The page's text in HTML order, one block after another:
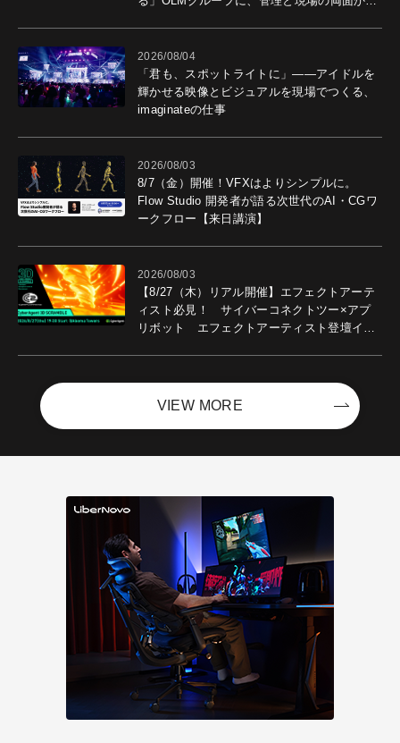
2026/08/04
「君も、スポットライトに」――アイドルを
輝かせる映像とビジュアルを現場でつくる、
imaginateの仕事
2026/08/03
8/7（金）開催！VFXはよりシンプルに。
Flow Studio 開発者が語る次世代のAI・CGワ
ークフロー【来日講演】
2026/08/03
【8/27（木）リアル開催】エフェクトアーテ
ィスト必見！ サイバーコネクトツー×アプ
リボット エフェクトアーティスト登壇イベ
VIEW MORE